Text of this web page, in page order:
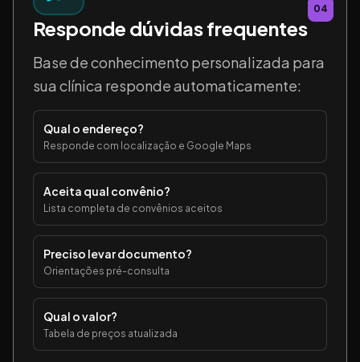
04
Responde dúvidas frequentes
Base de conhecimento personalizada para
sua clínica responde automaticamente:
Qual o endereço?
Responde com localização e Google Maps
Aceita qual convênio?
Lista completa de convênios aceitos
Preciso levar documento?
Orientações pré-consulta
Qual o valor?
Tabela de preços atualizada